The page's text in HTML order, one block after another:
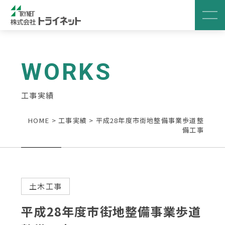
WORKS
工事実績
HOME >工事実績 > 平成28年度市街地整備事業歩道整
備工事
土木工事
平成28年度市街地整備事業歩道